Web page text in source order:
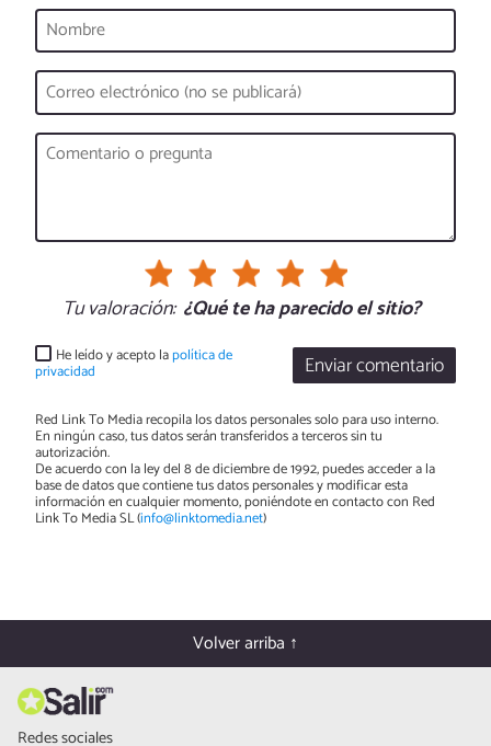
Tu valoración: ¿Qué te ha parecido el sitio?
Enviar comentario
He leído y acepto lapolítica de
privacidad
Red Link To Media recopila los datos personales solo para uso interno.
En ningún caso, tus datos serán transferidos a terceros sin tu
autorización.
De acuerdo con la ley del 8 de diciembre de 1992, puedes acceder a la
base de datos que contiene tus datos personales y modificar esta
información en cualquier momento, poniéndote en contacto con Red
Link To Media SL (info@linktomedia.net)
Volver arriba ↑
Redes sociales